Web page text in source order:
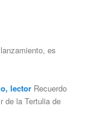
es
lectorRecuerdo
de la Tertulia de